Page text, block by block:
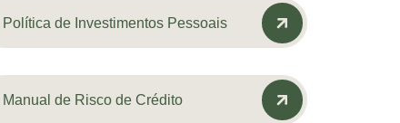
Política de Investimentos Pessoais
Manual de Risco de Crédito